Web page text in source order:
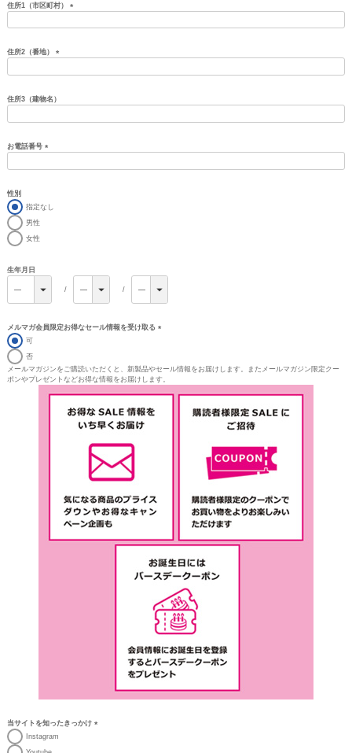
住所1（市区町村）
須)
住所2（番地）
須)
住所3（建物名）
お電話番号
須)
性別
指定なし
男性
女性
生年月日
メルマガ会員限定お得なセール情報を受け取る
可
否
メールマガジンをご購読いただくと、新製品やセール情報をお届けします。またメールマガジン限定クー
ポンやプレゼントなどお得な情報をお届けします。
当サイトを知ったきっかけ
Instagram